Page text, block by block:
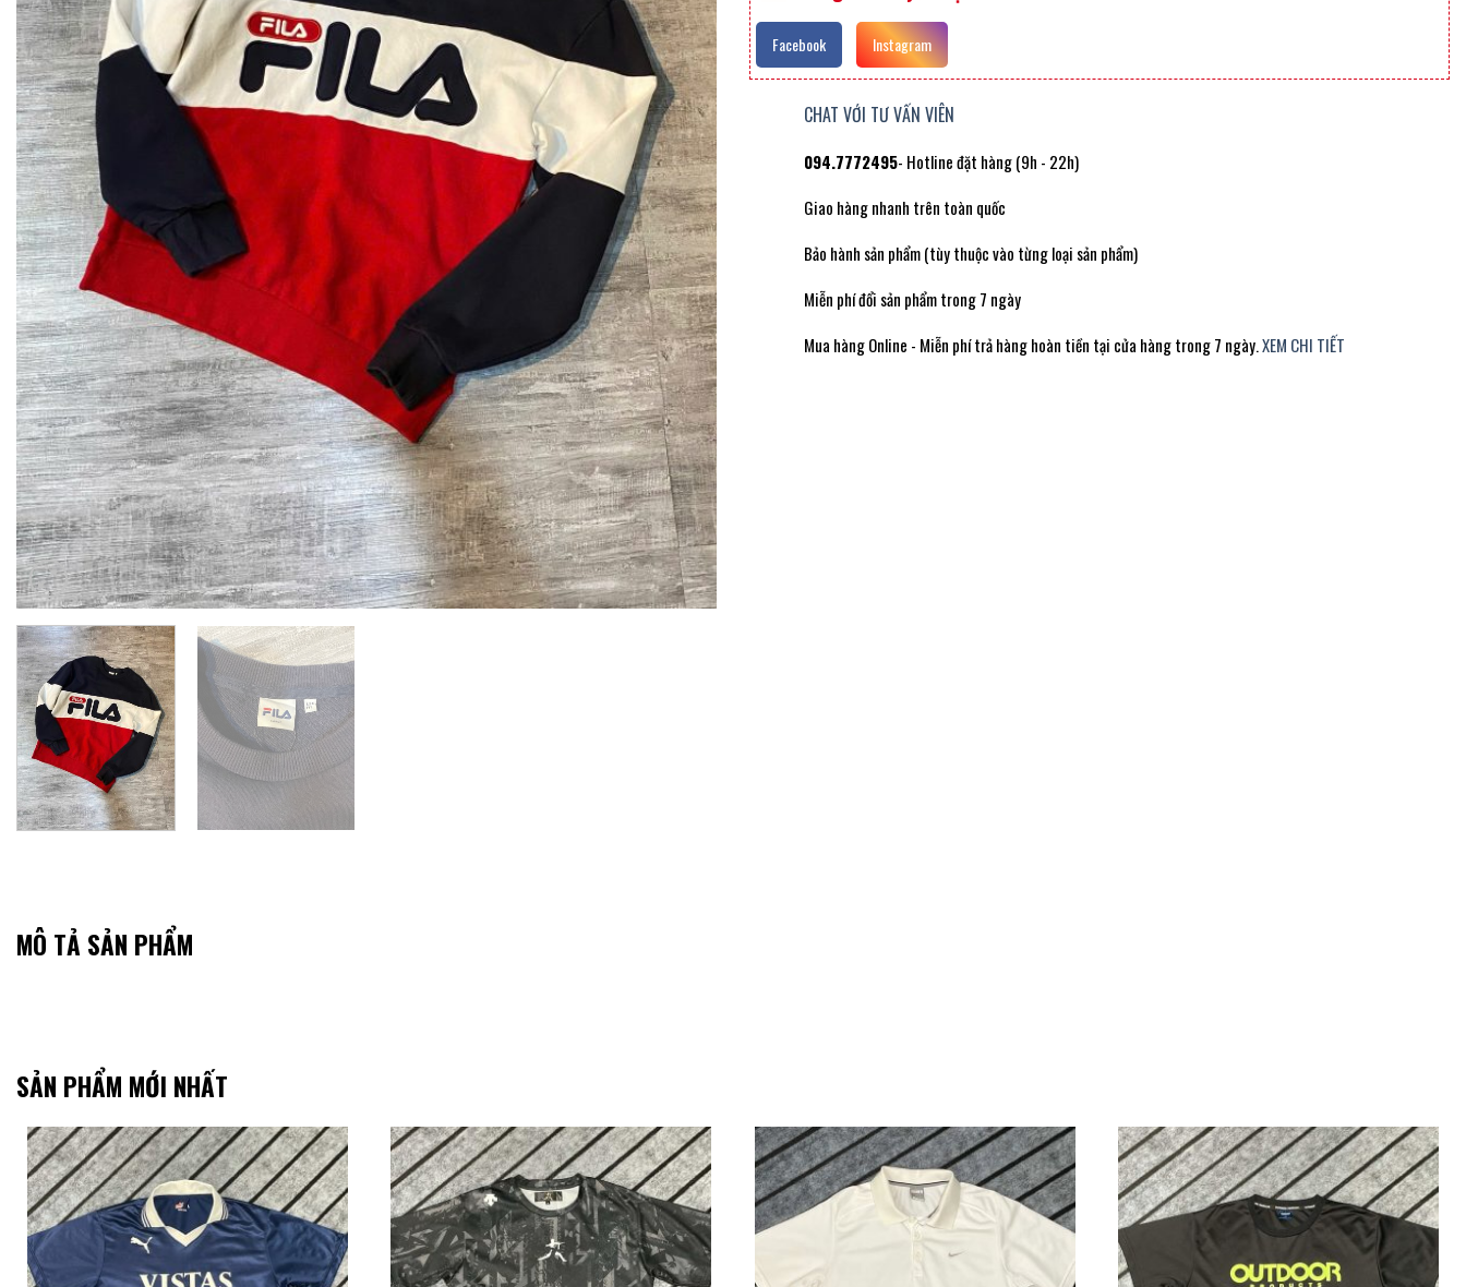
Facebook Instagram
CHAT VỚI TƯ VẤN VIÊN
094.7772495- Hotline đặt hàng (9h - 22h)
Giao hàng nhanh trên toàn quốc
Bảo hành sản phẩm (tùy thuộc vào từng loại sản phẩm)
Miễn phí đổi sản phẩm trong 7 ngày
Mua hàng Online - Miễn phí trả hàng hoàn tiền tại cửa hàng trong 7 ngày.XEM CHI TIẾT
MÔ TẢ SẢN PHẨM
SẢN PHẨM MỚI NHẤT